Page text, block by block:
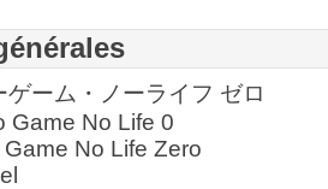
ゲーム・ノーライフ ゼロ
Game No Life 0
Game No Life Zero